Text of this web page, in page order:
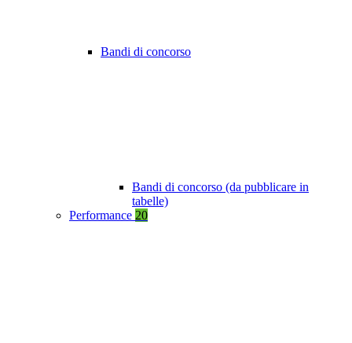
Bandi di concorso
Bandi di concorso (da pubblicare in
tabelle)
Performance 20